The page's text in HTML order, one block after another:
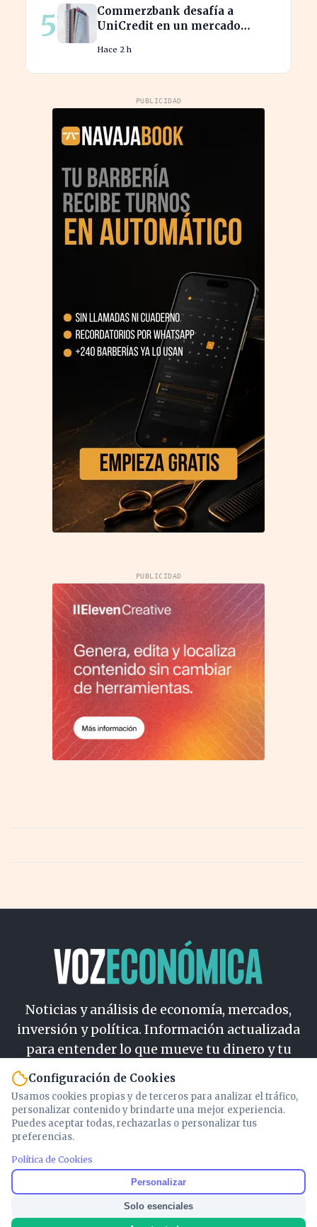
5
Commerzbank desafía a
UniCredit en un mercado
inversión
Hace 2 h
PUBLICIDAD
PUBLICIDAD
Noticias y análisis de economía, mercados,
inversión y política. Información actualizada
para entender lo que mueve tu dinero y tu
país.
Nosotros
Cookies
Política de Contenido
Configuración de Cookies
Usamos cookies propias y de terceros para analizar el tráfico,
personalizar contenido y brindarte una mejor experiencia.
Puedes aceptar todas, rechazarlas o personalizar tus
preferencias.
Política de Cookies
Personalizar
Solo esenciales